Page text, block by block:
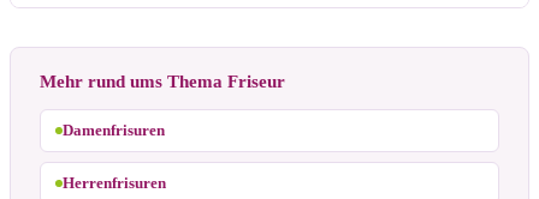
Mehr rund ums Thema Friseur
Damenfrisuren
Herrenfrisuren